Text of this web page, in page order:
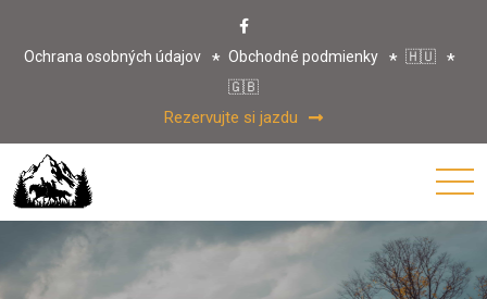
Ochrana osobných údajov Obchodné podmienky
🇭🇺
🇬🇧
Rezervujte si jazdu